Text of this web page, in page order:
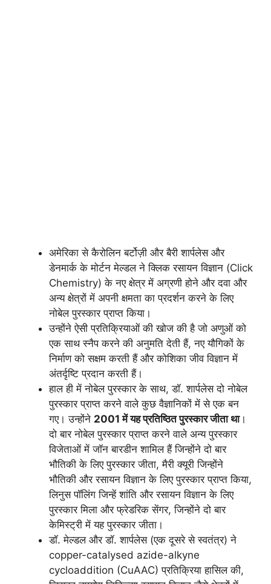
अमेरिका से कैरोलिन बर्टोज़ी और बैरी शार्पलेस और
डेनमार्क के मोर्टन मेल्डल ने क्लिक रसायन विज्ञान (Click
Chemistry) के नए क्षेत्र में अग्रणी होने और दवा और
अन्य क्षेत्रों में अपनी क्षमता का प्रदर्शन करने के लिए
नोबेल पुरस्कार प्राप्त किया।
उन्होंने ऐसी प्रतिक्रियाओं की खोज की है जो अणुओं को
एक साथ स्नैप करने की अनुमति देती हैं, नए यौगिकों के
निर्माण को सक्षम करती हैं और कोशिका जीव विज्ञान में
अंतर्दृष्टि प्रदान करती हैं।
हाल ही में नोबेल पुरस्कार के साथ, डॉ. शार्पलेस दो नोबेल
पुरस्कार प्राप्त करने वाले कुछ वैज्ञानिकों में से एक बन
गए। उन्होंने 2001 में यह प्रतिष्ठित पुरस्कार जीता था।
दो बार नोबेल पुरस्कार प्राप्त करने वाले अन्य पुरस्कार
विजेताओं में जॉन बारडीन शामिल हैं जिन्होंने दो बार
भौतिकी के लिए पुरस्कार जीता, मैरी क्यूरी जिन्होंने
भौतिकी और रसायन विज्ञान के लिए पुरस्कार प्राप्त किया,
लिनुस पॉलिंग जिन्हें शांति और रसायन विज्ञान के लिए
पुरस्कार मिला और फ्रेडरिक सेंगर, जिन्होंने दो बार
केमिस्ट्री में यह पुरस्कार जीता।
डॉ. मेल्डल और डॉ. शार्पलेस (एक दूसरे से स्वतंत्र) ने
copper-catalysed azide-alkyne
cycloaddition (CuAAC) प्रतिक्रिया हासिल की,